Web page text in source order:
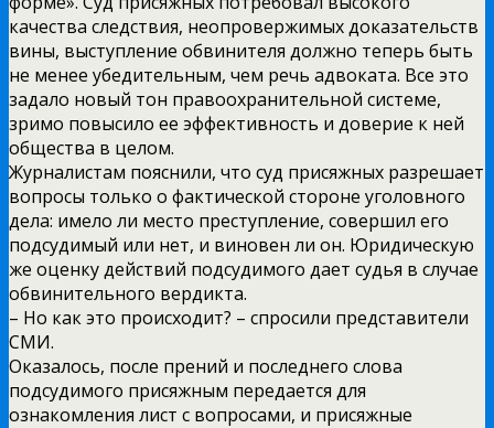
качества следствия, неопровержимых доказательств
вины, выступление обвинителя должно теперь быть
не менее убедительным, чем речь адвоката. Все это
задало новый тон правоохранительной системе,
зримо повысило ее эффективность и доверие к ней
общества в целом.
Журналистам пояснили, что суд присяжных разрешает
вопросы только о фактической стороне уголовного
дела: имело ли место преступление, совершил его
подсудимый или нет, и виновен ли он. Юридическую
же оценку действий подсудимого дает судья в случае
обвинительного вердикта.
– Но как это происходит? – спросили представители
СМИ.
Оказалось, после прений и последнего слова
подсудимого присяжным передается для
ознакомления лист с вопросами, и присяжные